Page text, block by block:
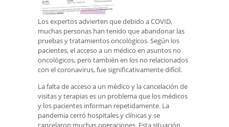
Los expertos advierten que debido a COVID,
muchas personas han tenido que abandonar las
pruebas y tratamientos oncológicos. Según los
pacientes, el acceso a un médico en asuntos no
oncológicos, pero también en los no relacionados
con el coronavirus, fue significativamente difícil.
La falta de acceso a un médico y la cancelación de
visitas y terapias es un problema que los médicos
y los pacientes informan repetidamente. La
pandemia cerró hospitales y clínicas y se
cancelaron muchas operaciones. Esta situación